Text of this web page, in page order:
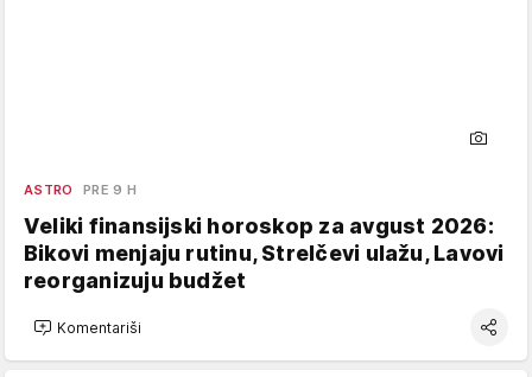
ASTRO PRE 9 H
Veliki finansijski horoskop za avgust 2026:
Bikovi menjaju rutinu, Strelčevi ulažu, Lavovi
reorganizuju budžet
Komentariši